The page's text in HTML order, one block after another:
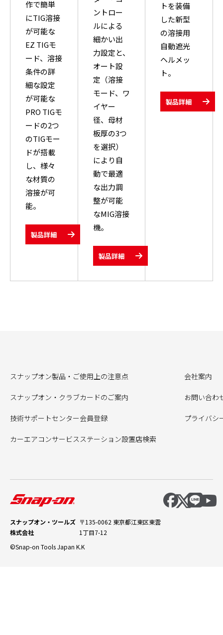
作で簡単
にTIG溶接
が可能な
EZ TIGモ
ード、溶接
条件の詳
細な設定
が可能な
PRO TIGモ
ードの2つ
のTIGモー
ドが搭載
し、様々
な材質の
溶接が可
能。
製品詳細
ントロー
ルによる
細かい出
力設定と、
オート設
定（溶接
モード、ワ
イヤー
径、母材
板厚の3つ
を選択）
により自
動で最適
な出力調
整が可能
なMIG溶接
機。
製品詳細
トを装備
した新型
の溶接用
自動遮光
ヘルメッ
ト。
製品詳細
スナップオン製品・ご使用上の注意点
スナップオン・クラブカードのご案内
技術サポートセンター会員登録
カーエアコンサービスステーション設置店検索
会社案内
お問い合わ
プライバシ
スナップオン・ツールズ
株式会社
〒135-0062 東京都江東区東雲
1丁目7-12
©Snap-on Tools Japan K.K